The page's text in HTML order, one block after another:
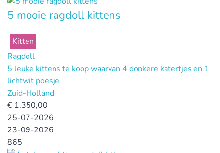
5 mooie ragdoll kittens
Kitten
Ragdoll
5 leuke kittens te koop waarvan 4 donkere katertjes en 1
lichtwit poesje
Zuid-Holland
€ 1.350,00
25-07-2026
23-09-2026
865